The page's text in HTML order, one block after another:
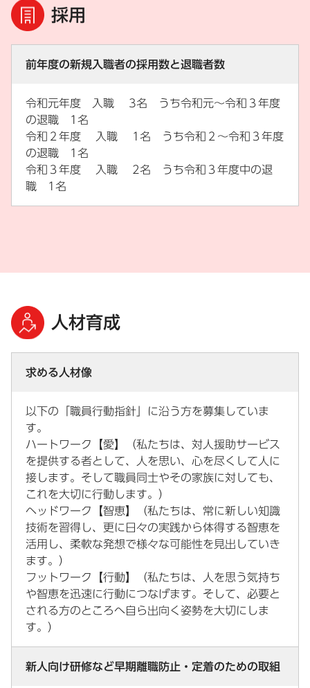
採用
前年度の新規入職者の採用数と退職者数
令和元年度 入職 3名 うち令和元～令和３年度
の退職 1名
令和２年度 入職 1名 うち令和２～令和３年度
の退職 1名
令和３年度 入職 2名 うち令和３年度中の退
職 1名
人材育成
求める人材像
以下の「職員行動指針」に沿う方を募集していま
す。
ハートワーク【愛】（私たちは、対人援助サービス
を提供する者として、人を思い、心を尽くして人に
接します。そして職員同士やその家族に対しても、
これを大切に行動します。）
ヘッドワーク【智恵】（私たちは、常に新しい知識
技術を習得し、更に日々の実践から体得する智恵を
活用し、柔軟な発想で様々な可能性を見出していき
ます。）
フットワーク【行動】（私たちは、人を思う気持ち
や智恵を迅速に行動につなげます。そして、必要と
される方のところへ自ら出向く姿勢を大切にしま
す。）
新人向け研修など早期離職防止・定着のための取組